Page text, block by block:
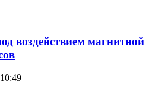
воздействием магнитной